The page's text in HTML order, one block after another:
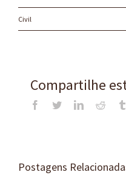
Civil
Compartilhe
Facebook
TwitterLinkedInReddit
Postagens